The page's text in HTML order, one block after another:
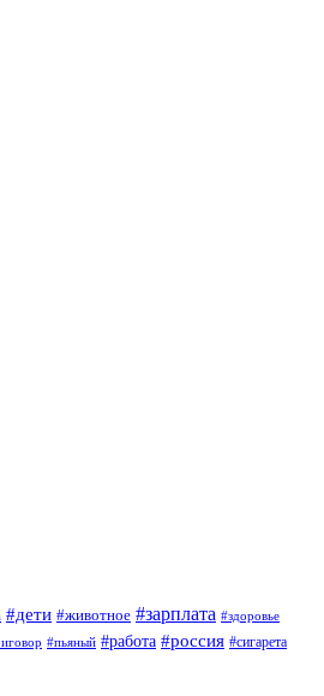
#дети #животное #зарплата #здоровье
#пьяный #работа #россия #сигарета